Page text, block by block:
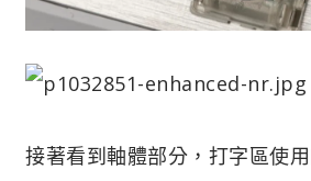
接著看到軸體部分，打字區使